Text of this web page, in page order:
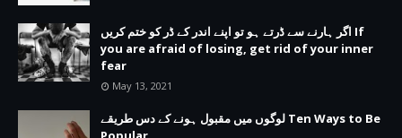
اگر ہارنے سے ڈرتے ہو تو اپنے اندر کے ڈر کو ختم کریں If
you are afraid of losing, get rid of your inner
fear
May 13, 2021
لوگوں میں مقبول ہونے کے دس طریقے Ten Ways to Be